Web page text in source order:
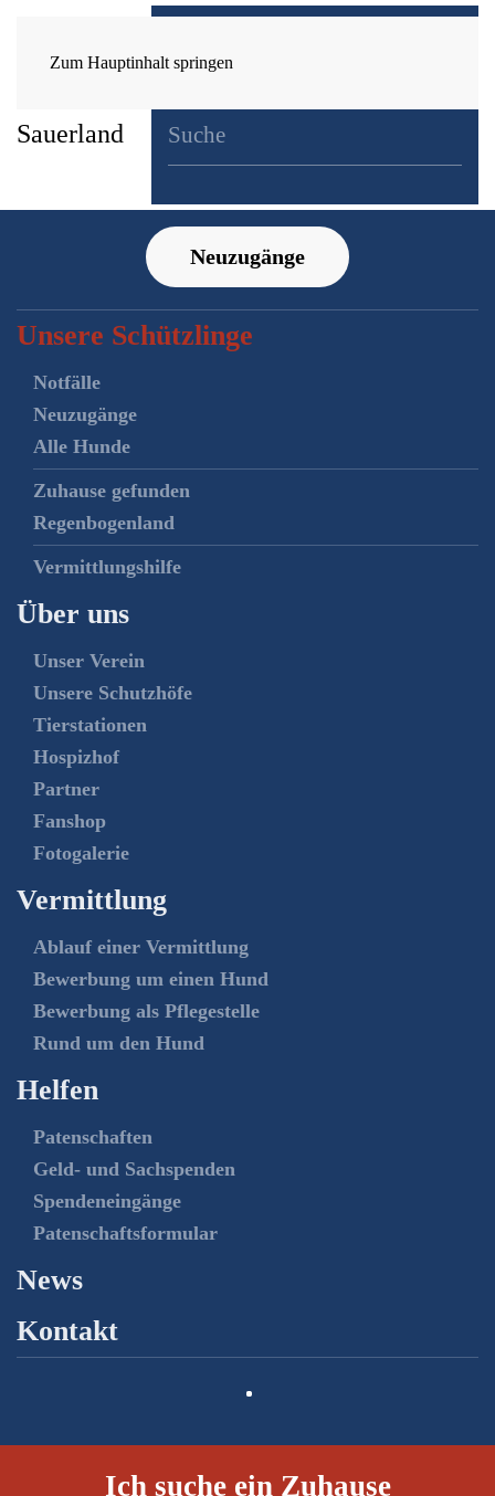
Zum Hauptinhalt springen
Neuzugänge
Unsere Schützlinge
Notfälle
Neuzugänge
Alle Hunde
Zuhause gefunden
Regenbogenland
Vermittlungshilfe
Über uns
Unser Verein
Unsere Schutzhöfe
Tierstationen
Hospizhof
Partner
Fanshop
Fotogalerie
Vermittlung
Ablauf einer Vermittlung
Bewerbung um einen Hund
Bewerbung als Pflegestelle
Rund um den Hund
Helfen
Patenschaften
Geld- und Sachspenden
Spendeneingänge
Patenschaftsformular
News
Kontakt
Ich suche ein Zuhause